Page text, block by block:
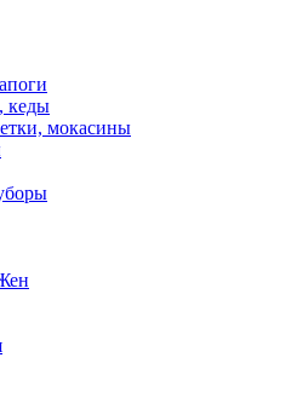
кеды
мокасины